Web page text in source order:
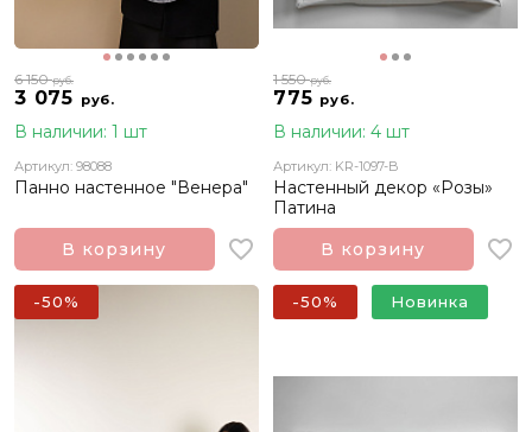
3 075 руб.
6 150руб.
В наличии: 1 шт
Артикул: 98088
Панно настенное "Венера"
В корзину
775 руб.
1 550руб.
В наличии: 4 шт
Артикул: KR-1097-B
Настенный декор «Розы»
Патина
В корзину
-50% -50% Новинка